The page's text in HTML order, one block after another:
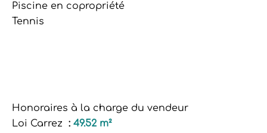
Piscine en copropriété
Tennis
Honoraires à la charge du vendeur
Loi Carrez
49.52 m²